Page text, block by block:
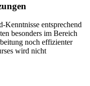
Kenntnisse entsprechend
besonders im Bereich
noch effizienter
wird nicht